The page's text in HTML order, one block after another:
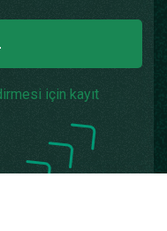
için kayıt